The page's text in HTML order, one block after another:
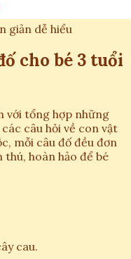
giản dễ hiểu
cho bé 3 tuổi
với tổng hợp những
câu hỏi về con vật
mỗi câu đố đều đơn
thú, hoàn hảo để bé
cau.